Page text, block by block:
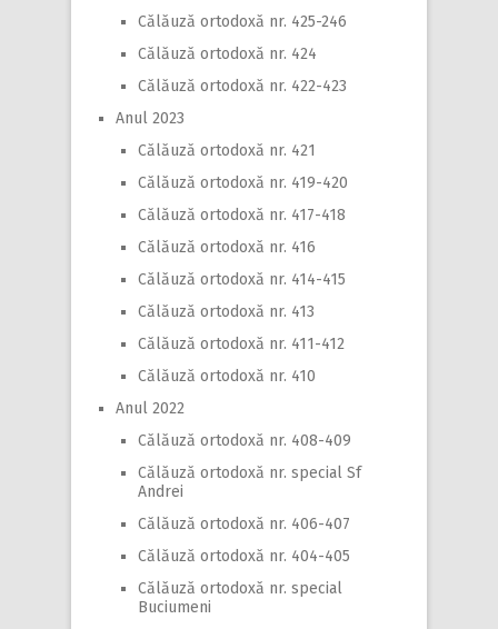
Călăuză ortodoxă nr. 425-246
Călăuză ortodoxă nr. 424
Călăuză ortodoxă nr. 422-423
Anul 2023
Călăuză ortodoxă nr. 421
Călăuză ortodoxă nr. 419-420
Călăuză ortodoxă nr. 417-418
Călăuză ortodoxă nr. 416
Călăuză ortodoxă nr. 414-415
Călăuză ortodoxă nr. 413
Călăuză ortodoxă nr. 411-412
Călăuză ortodoxă nr. 410
Anul 2022
Călăuză ortodoxă nr. 408-409
Călăuză ortodoxă nr. special Sf
Andrei
Călăuză ortodoxă nr. 406-407
Călăuză ortodoxă nr. 404-405
Călăuză ortodoxă nr. special
Buciumeni